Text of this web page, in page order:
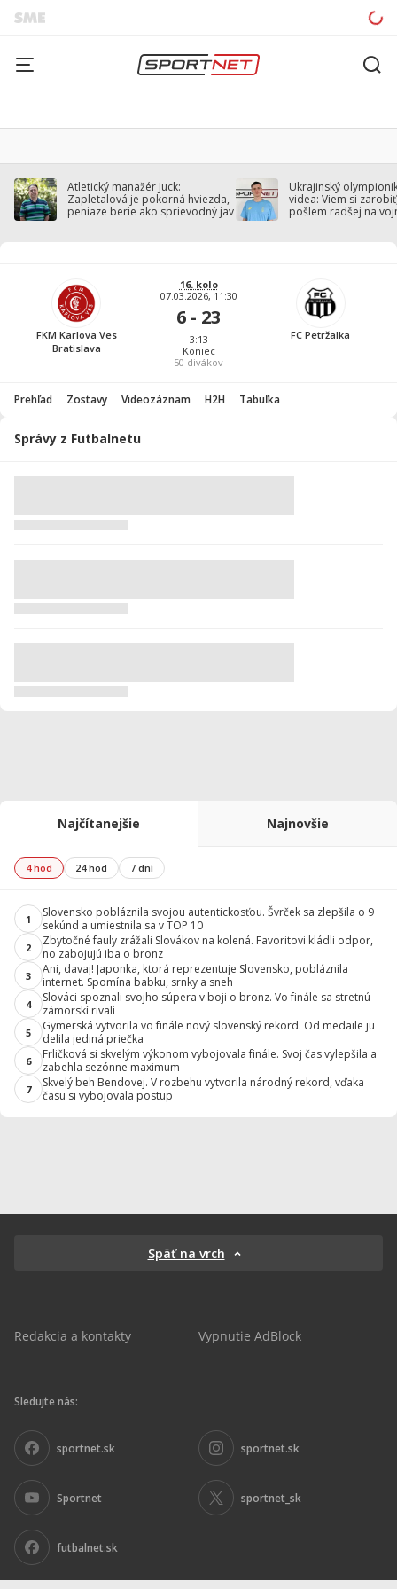
Atletický manažér Juck:
Zapletalová je pokorná hviezda,
peniaze berie ako sprievodný jav
Ukrajinský
videa: Viem si
pošlem radšej na
FKM Karlova Ves
Bratislava
16. kolo
07.03.2026, 11:30
6 - 23
3:13
Koniec
50 divákov
FC Petržalka
Prehľad Zostavy Videozáznam H2H Tabuľka
Správy z Futbalnetu
Najčítanejšie Najnovšie
4 hod 24 hod 7 dní
1
Slovensko pobláznila svojou autentickosťou. Švrček sa zlepšila o 9
sekúnd a umiestnila sa v TOP 10
2
Zbytočné fauly zrážali Slovákov na kolená. Favoritovi kládli odpor,
no zabojujú iba o bronz
3
Ani, davaj! Japonka, ktorá reprezentuje Slovensko, pobláznila
internet. Spomína babku, srnky a sneh
4
Slováci spoznali svojho súpera v boji o bronz. Vo finále sa stretnú
zámorskí rivali
5
Gymerská vytvorila vo finále nový slovenský rekord. Od medaile ju
delila jediná priečka
6
Frličková si skvelým výkonom vybojovala finále. Svoj čas vylepšila a
zabehla sezónne maximum
7
Skvelý beh Bendovej. V rozbehu vytvorila národný rekord, vďaka
času si vybojovala postup
Späť na vrch
Redakcia a kontakty Vypnutie AdBlock
Sledujte nás:
sportnet.sk sportnet.sk
Sportnet sportnet_sk
futbalnet.sk